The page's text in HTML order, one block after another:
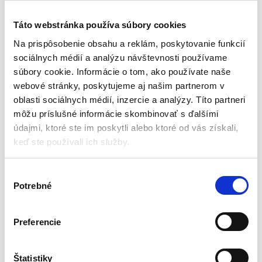
Táto webstránka používa súbory cookies
Na prispôsobenie obsahu a reklám, poskytovanie funkcií
sociálnych médií a analýzu návštevnosti používame
súbory cookie. Informácie o tom, ako používate naše
webové stránky, poskytujeme aj našim partnerom v
oblasti sociálnych médií, inzercie a analýzy. Títo partneri
môžu príslušné informácie skombinovať s ďalšími
údajmi, ktoré ste im poskytli alebo ktoré od vás získali,
keď ste používali ich služby.
Potrebné
Preferencie
Štatistiky
Cvičenie s vestou tiež umožňuje prelomiť tréningovú
aj ľudia, ktorí sa chcú zbaviť zbytočných kilogramov. Stojí
za to pripomenúť, že pri bežnej prechádzke so zaťaženou
vestou spálime viac kalórií ako pri chôdzi bez záťaže.
Vlastnosti výrobku:
NAPLNENÁ PIESKOM– vesta je vyplnená pieskom , vďaka
čomu každá časť presne sedí; v porovnaní s bežnými
zvyšuje komfort cvičenia. 100% fit veľmi ovplyvňuje kvalitu
prevedeného cviku, môžeme sa plne sústrediť na napäté
– vesta
cvikom s váhou vlastného tela, ako sú príťahy alebo dipy. Na